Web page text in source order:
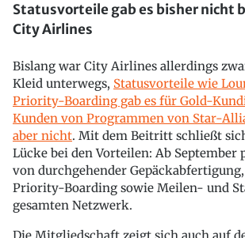
Statusvorteile gab es bisher nicht
City Airlines
Bislang war City Airlines allerdings
Kleid unterwegs, Statusvorteile wie
Priority-Boarding gab es für Gold-
Kunden von Programmen von Star-
aber nicht. Mit dem Beitritt schließt
Lücke bei den Vorteilen: Ab September
von durchgehender
Priority-Boarding sowie Meilen- und
gesamten Netzwerk.